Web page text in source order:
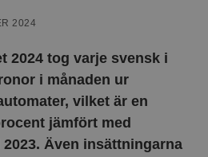
2024
2024 tog varje svensk i
i månaden ur
vilket är en
jämfört med
Även insättningarna